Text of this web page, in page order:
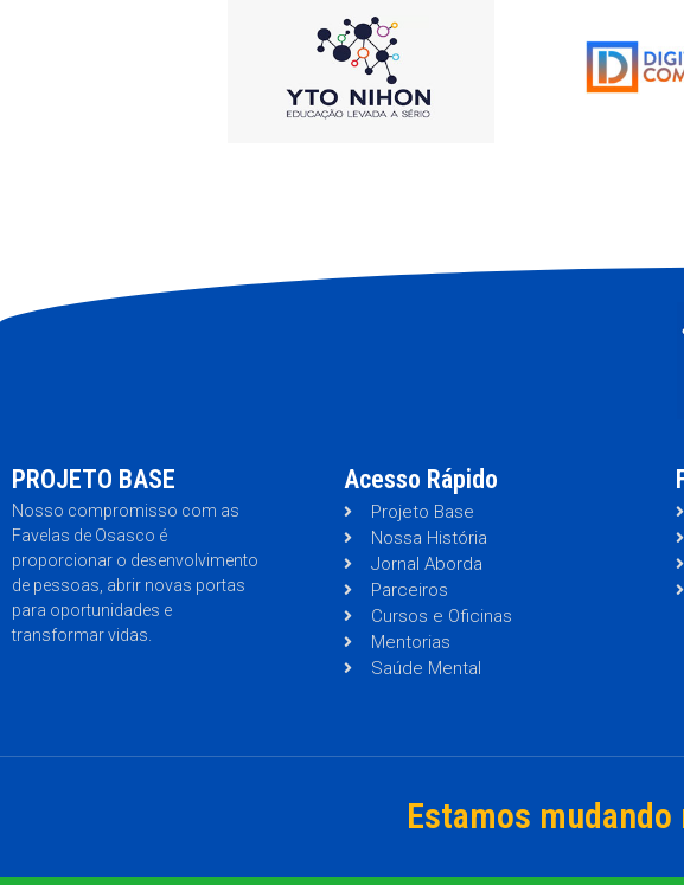
PROJETO BASE
Nosso compromisso com as
Favelas de Osasco é
proporcionar o desenvolvimento
de pessoas, abrir novas portas
para oportunidades e
transformar vidas.
Acesso Rápido
Projeto Base
Nossa História
Jornal Aborda
Parceiros
Cursos e Oficinas
Mentorias
Saúde Mental
Estamos